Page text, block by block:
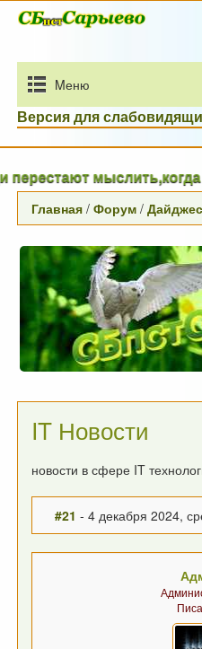
Mеню
Версия для
мыслить,когда
Главная /Форум /
IT Новости
новости в сфере IT
#21 - 4 декабря 2024,